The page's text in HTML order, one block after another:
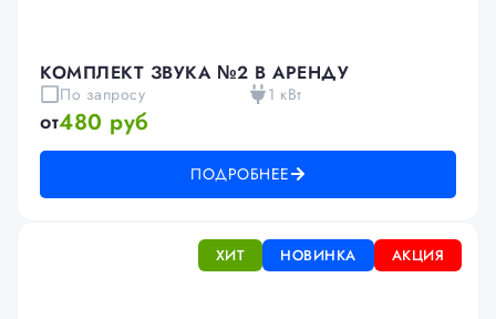
КОМПЛЕКТ ЗВУКА №2 В АРЕНДУ
По запросу 1 кВт
от480 руб
ПОДРОБНЕЕ
АКЦИЯ
НОВИНКА
ХИТ